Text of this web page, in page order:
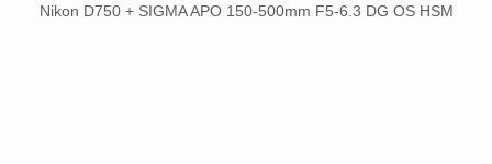
Nikon D750 + SIGMA APO 150-500mm F5-6.3 DG OS HSM